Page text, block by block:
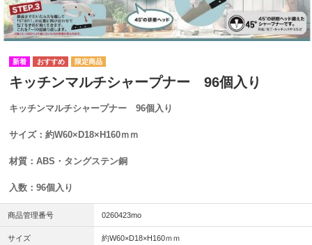
キッチンマルチシャープナー 96個入り
キッチンマルチシャープナー 96個入り
サイズ：約W60×D18×H160ｍｍ
材質：ABS・タングステン銅
入数：96個入り
商品管理番号 0260423mo
サイズ 約W60×D18×H160ｍｍ